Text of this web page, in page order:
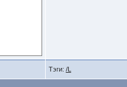
Тэги: /L